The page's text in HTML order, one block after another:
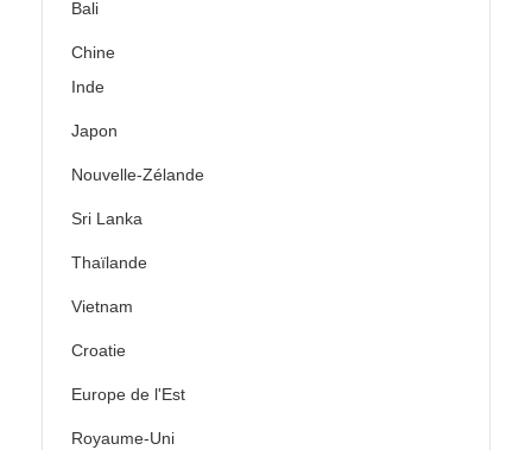
Bali
Chine
Inde
Japon
Nouvelle-Zélande
Sri Lanka
Thaïlande
Vietnam
Croatie
Europe de l'Est
Royaume-Uni